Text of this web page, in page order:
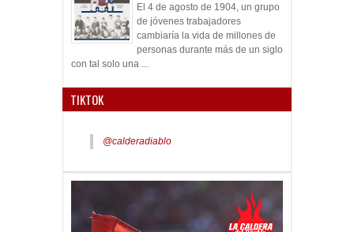
El 4 de agosto de 1904, un grupo
de jóvenes trabajadores
cambiaría la vida de millones de
personas durante más de un siglo
con tal solo una ...
TIKTOK
@calderadiablo